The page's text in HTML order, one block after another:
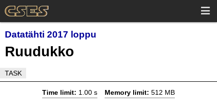
Datatähti 2017 loppu
Ruudukko
TASK
Time limit: 1.00 s Memory limit: 512 MB